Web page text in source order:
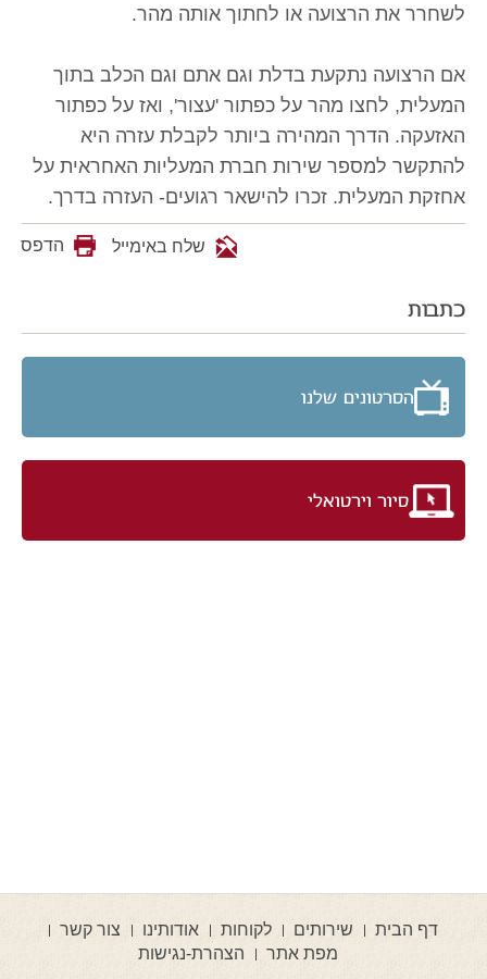
כתבות
הסרטונים שלנו
סיור וירטואלי
לשחרר את הרצועה או לחתוך אותה מהר.
אם הרצועה נתקעת בדלת וגם אתם וגם הכלב בתוך
המעלית, לחצו מהר על כפתור 'עצור', ואז על כפתור
האזעקה. הדרך המהירה ביותר לקבלת עזרה היא
להתקשר למספר שירות חברת המעליות האחראית על
אחזקת המעלית. זכרו להישאר רגועים- העזרה בדרך.
שלח באימייל הדפס
דף הבית שירותים לקוחות אודותינו
צור קשר
מפת אתר
הצהרת-נגישות